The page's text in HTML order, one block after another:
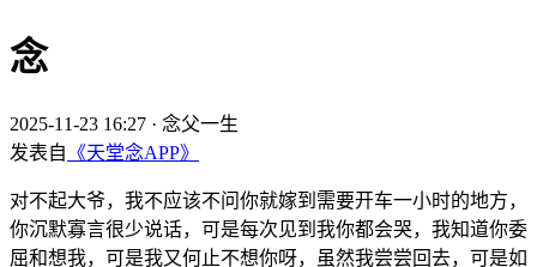
念
2025-11-23 16:27 · 念父一生
发表自 《天堂念APP》
对不起大爷，我不应该不问你就嫁到需要开车一小时的地方，
你沉默寡言很少说话，可是每次见到我你都会哭，我知道你委
屈和想我，可是我又何止不想你呀，虽然我尝尝回去，可是如